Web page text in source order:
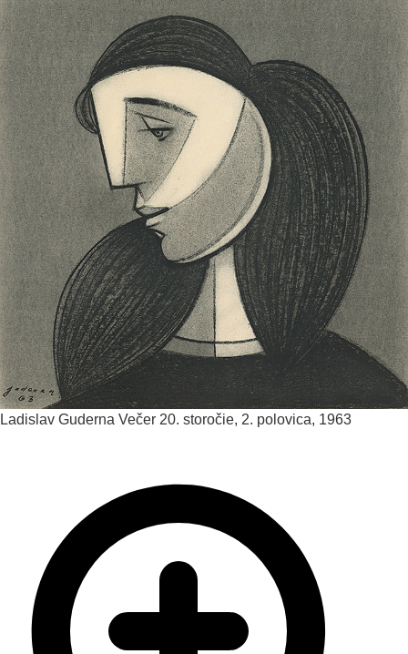
Ladislav Guderna Večer 20. storočie, 2. polovica, 1963